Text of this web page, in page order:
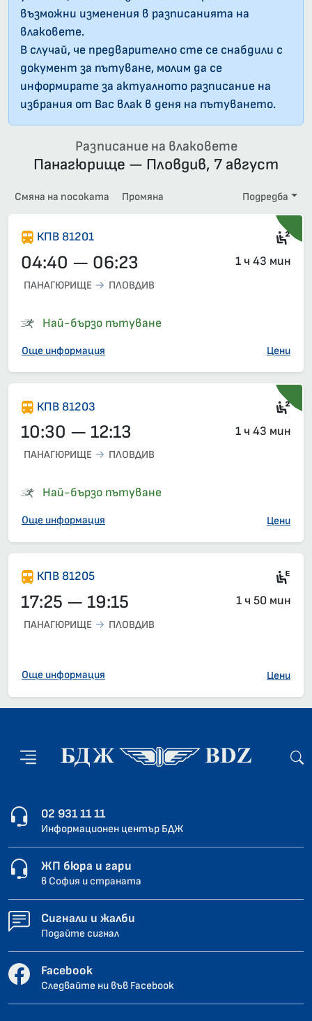
възможни изменения в разписанията на
влаковете.
В случай, че предварително сте се снабдили с
документ за пътуване, молим да се
информирате за актуалното разписание на
избрания от Вас влак в деня на пътуването.
Разписание на влаковете
Панагюрище — Пловдив, 7 август
Смяна на посоката Промяна Подредба
КПВ 81201
04:40 — 06:23 1 ч 43 мин
ПАНАГЮРИЩЕ ПЛОВДИВ
Най-бързо пътуване
Още информация Цени
КПВ 81203
10:30 — 12:13 1 ч 43 мин
ПАНАГЮРИЩЕ ПЛОВДИВ
Най-бързо пътуване
Още информация Цени
КПВ 81205
17:25 — 19:15 1 ч 50 мин
ПАНАГЮРИЩЕ ПЛОВДИВ
Още информация Цени
02 931 11 11
Информационен център БДЖ
ЖП бюра и гари
в София и страната
Сигнали и жалби
Подайте сигнал
Facebook
Следвайте ни във Facebook